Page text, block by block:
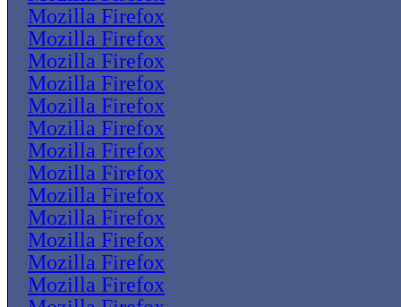
Mozilla Firefox
Mozilla Firefox
Mozilla Firefox
Mozilla Firefox
Mozilla Firefox
Mozilla Firefox
Mozilla Firefox
Mozilla Firefox
Mozilla Firefox
Mozilla Firefox
Mozilla Firefox
Mozilla Firefox
Mozilla Firefox